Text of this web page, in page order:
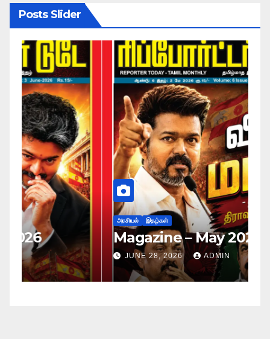
Posts Slider
அரசியல்
Magazine – May 2026
JUNE 28, 2026 ADMIN